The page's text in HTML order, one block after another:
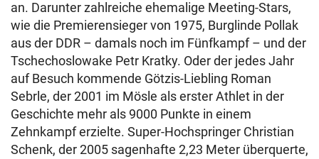
an. Darunter zahlreiche ehemalige Meeting-Stars,
wie die Premierensieger von 1975, Burglinde Pollak
aus der DDR – damals noch im Fünfkampf – und der
Tschechoslowake Petr Kratky. Oder der jedes Jahr
auf Besuch kommende Götzis-Liebling Roman
Sebrle, der 2001 im Mösle als erster Athlet in der
Geschichte mehr als 9000 Punkte in einem
Zehnkampf erzielte. Super-Hochspringer Christian
Schenk, der 2005 sagenhafte 2,23 Meter überquerte,